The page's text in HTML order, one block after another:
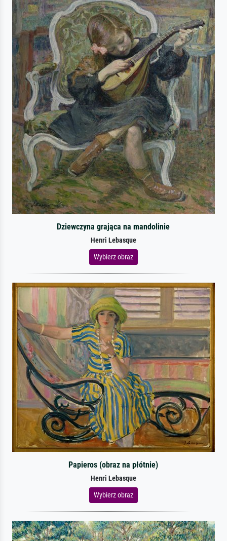
Dziewczyna grająca na mandolinie
Henri Lebasque
Wybierz obraz
Papieros (obraz na płótnie)
Henri Lebasque
Wybierz obraz